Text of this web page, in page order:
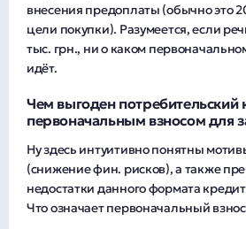
внесения предоплаты (обычно это
цели покупки). Разумеется, если
тыс. грн., ни о каком
идёт.
Чем выгоден потребительский
первоначальным взносом для
Ну здесь интуитивно понятны
(снижение фин. рисков), а также
недостатки данного формата
Что означает первоначальный